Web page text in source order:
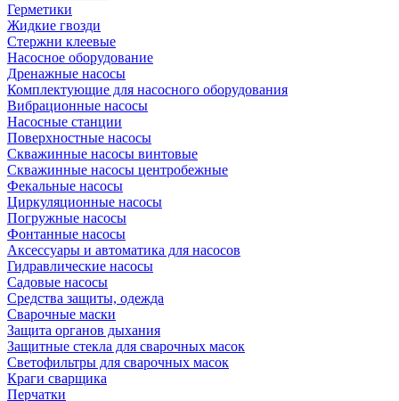
Герметики
Жидкие гвозди
Стержни клеевые
Насосное оборудование
Дренажные насосы
Комплектующие для насосного оборудования
Вибрационные насосы
Насосные станции
Поверхностные насосы
Скважинные насосы винтовые
Скважинные насосы центробежные
Фекальные насосы
Циркуляционные насосы
Погружные насосы
Фонтанные насосы
Аксессуары и автоматика для насосов
Гидравлические насосы
Садовые насосы
Средства защиты, одежда
Сварочные маски
Защита органов дыхания
Защитные стекла для сварочных масок
Светофильтры для сварочных масок
Краги сварщика
Перчатки